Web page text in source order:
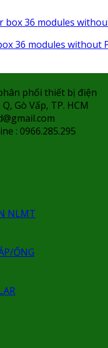
36 modules without
phối thiết bị điện
Gò Vấp, TP. HCM
: 0966.285.295
NLMT
ỐNG